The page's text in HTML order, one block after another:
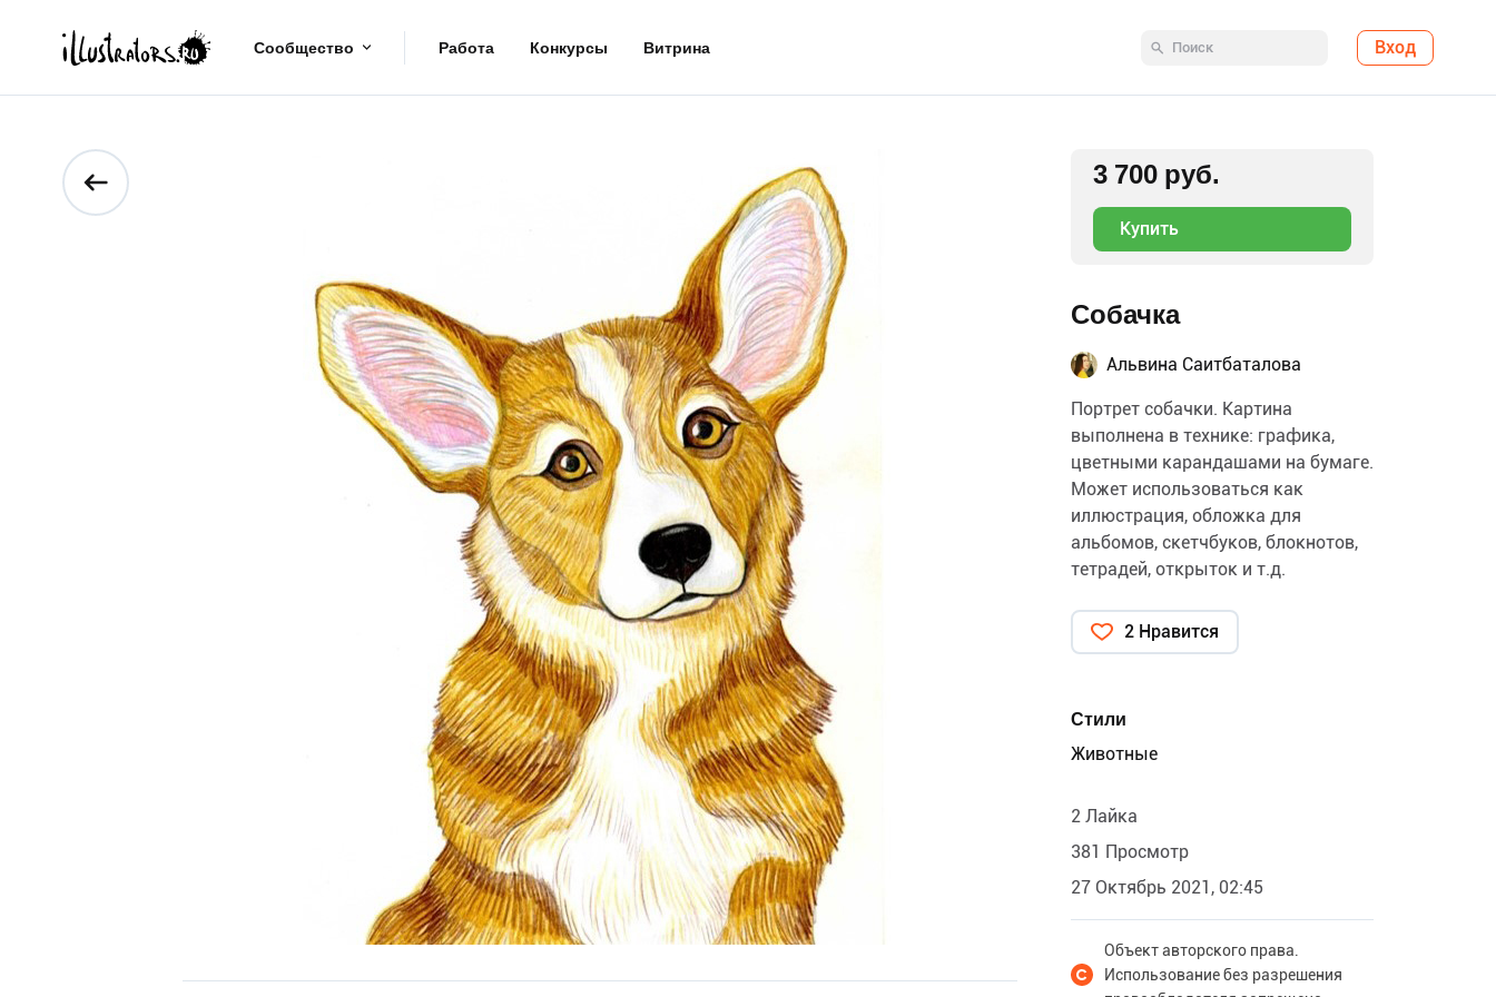
Сообщество Работа Конкурсы Витрина Вход
3 700 руб.
Купить
Собачка
Альвина Саитбаталова
Портрет собачки. Картина
выполнена в технике: графика,
цветными карандашами на бумаге.
Может использоваться как
иллюстрация, обложка для
альбомов, скетчбуков, блокнотов,
тетрадей, открыток и т.д.
2 Нравится
Стили
Животные
2 Лайка
381 Просмотр
27 Октябрь 2021, 02:45
Объект авторского права.
Использование без разрешения